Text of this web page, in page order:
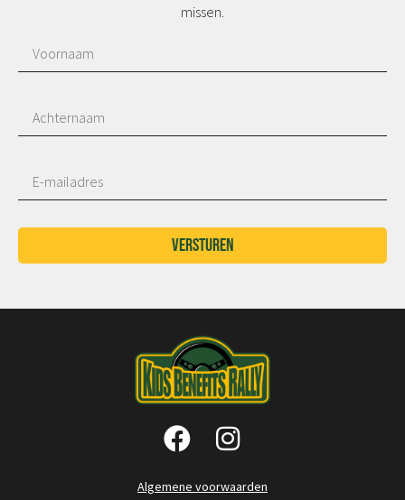
missen.
Versturen
Algemene voorwaarden